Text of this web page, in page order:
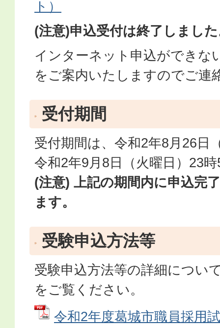
ト）
(注意)申込受付は終了しまし
インターネット申込ができな
をご案内いたしますのでご連
受付期間
受付期間は、令和2年8月26日
令和2年9月8日（火曜日）23
(注意) 上記の期間内に申込完
ます。
受験申込方法等
受験申込方法等の詳細につい
をご覧ください。
令和2年度葛城市職員採用